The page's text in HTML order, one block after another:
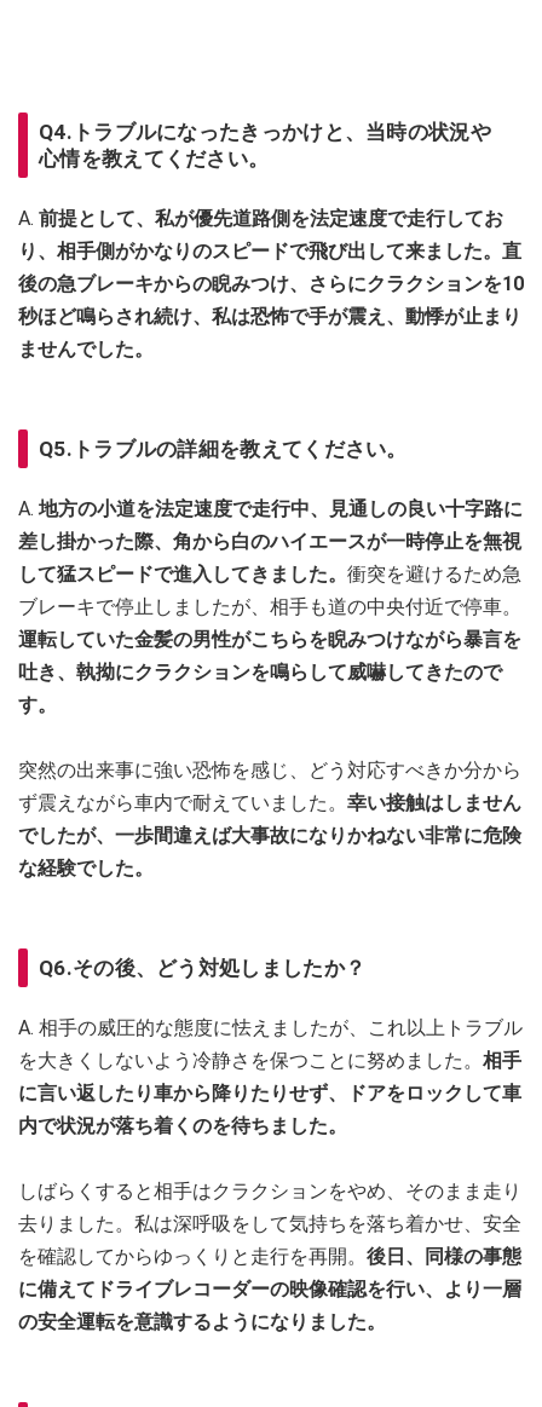
Q4.トラブルになったきっかけと、当時の状況や
心情を教えてください。
A. 前提として、私が優先道路側を法定速度で走行してお
り、相手側がかなりのスピードで飛び出して来ました。直
後の急ブレーキからの睨みつけ、さらにクラクションを10
秒ほど鳴らされ続け、私は恐怖で手が震え、動悸が止まり
ませんでした。
Q5.トラブルの詳細を教えてください。
A. 地方の小道を法定速度で走行中、見通しの良い十字路に
差し掛かった際、角から白のハイエースが一時停止を無視
して猛スピードで進入してきました。 衝突を避けるため急
ブレーキで停止しましたが、相手も道の中央付近で停車。
運転していた金髪の男性がこちらを睨みつけながら暴言を
吐き、執拗にクラクションを鳴らして威嚇してきたので
す。
突然の出来事に強い恐怖を感じ、どう対応すべきか分から
ず震えながら車内で耐えていました。 幸い接触はしません
でしたが、一歩間違えば大事故になりかねない非常に危険
な経験でした。
Q6.その後、どう対処しましたか？
A. 相手の威圧的な態度に怯えましたが、これ以上トラブル
を大きくしないよう冷静さを保つことに努めました。 相手
に言い返したり車から降りたりせず、ドアをロックして車
内で状況が落ち着くのを待ちました。
しばらくすると相手はクラクションをやめ、そのまま走り
去りました。私は深呼吸をして気持ちを落ち着かせ、安全
を確認してからゆっくりと走行を再開。 後日、同様の事態
に備えてドライブレコーダーの映像確認を行い、より一層
の安全運転を意識するようになりました。